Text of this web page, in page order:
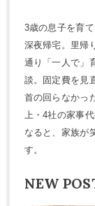
3歳の息子を育
深夜帰宅。里帰
通り「一人で」
談。固定費を見
首の回らなかっ
上・4社の家事
なると、家族が
す。
NEW